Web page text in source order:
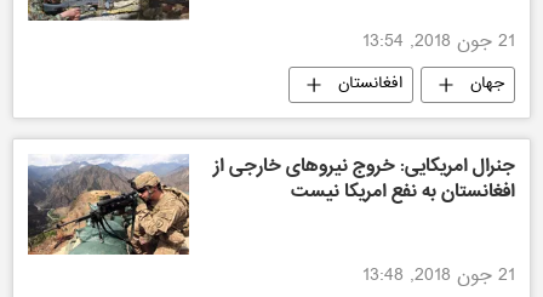
21 جون 2018, 13:54
جهان افغانستان
جنرال امریکایی: خروج نیروهای خارجی از
افغانستان به نفع امریکا نیست
21 جون 2018, 13:48